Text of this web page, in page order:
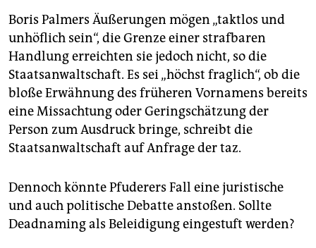
Boris Palmers Äußerungen mögen „taktlos und
unhöflich sein“, die Grenze einer strafbaren
Handlung erreichten sie jedoch nicht, so die
Staatsanwaltschaft. Es sei „höchst fraglich“, ob die
bloße Erwähnung des früheren Vornamens bereits
eine Missachtung oder Geringschätzung der
Person zum Ausdruck bringe, schreibt die
Staatsanwaltschaft auf Anfrage der taz.
Dennoch könnte Pfuderers Fall eine juristische
und auch politische Debatte anstoßen. Sollte
Deadnaming als Beleidigung eingestuft werden?